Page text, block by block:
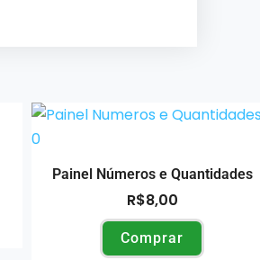
Painel Números e Quantidades
R$8,00
Comprar